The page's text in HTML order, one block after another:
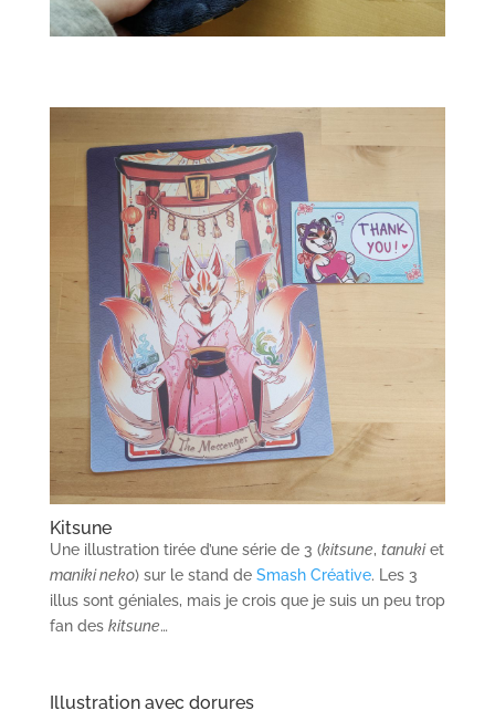
Kitsune
Une illustration tirée d’une série de 3 (kitsune, tanukiet
maniki neko) sur le stand de Smash Créative. Les 3
illus sont géniales, mais je crois que je suis un peu trop
fan des kitsune…
Illustration avec dorures